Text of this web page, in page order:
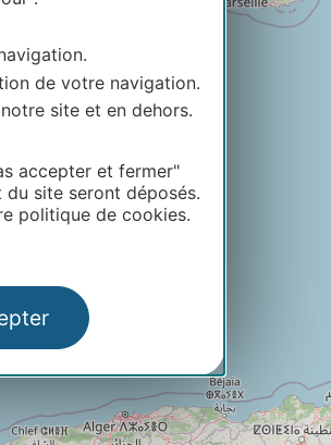
de votre navigation.
site et en dehors.
accepter et fermer"
site seront déposés.
politique de cookies.